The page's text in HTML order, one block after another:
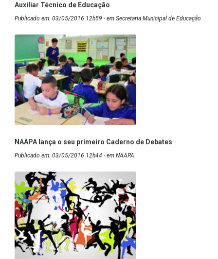
Auxiliar Técnico de Educação
Publicado em: 03/05/2016 12h59 - em Secretaria Municipal de Educação
NAAPA lança o seu primeiro Caderno de Debates
Publicado em: 03/05/2016 12h44 - em NAAPA